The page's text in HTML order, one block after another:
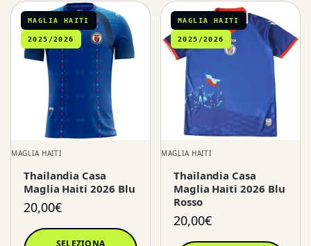
MAGLIA HAITI
2025/2026
MAGLIA HAITI
Thailandia Casa
Maglia Haiti 2026 Blu
20,00€
SELEZIONA
MAGLIA HAITI
2025/2026
MAGLIA HAITI
Thailandia Casa
Maglia Haiti 2026 Blu
Rosso
20,00€